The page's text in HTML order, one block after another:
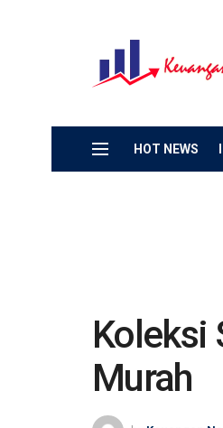
HOT NEWS
Koleksi
Murah